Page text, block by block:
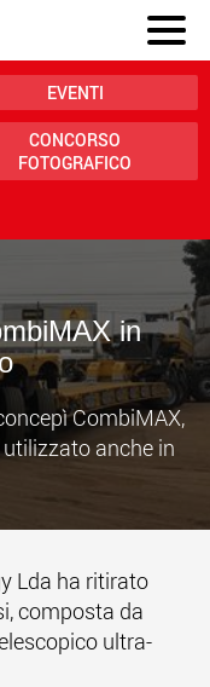
EVENTI
CONCORSO
FOTOGRAFICO
in
CombiMAX,
anche in
Lda ha ritirato
composta da
ultra-